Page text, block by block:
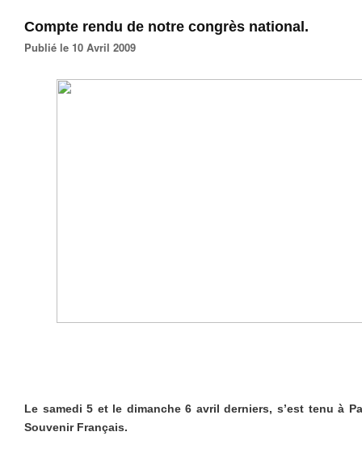
Compte rendu de notre congrès national.
Publié le 10 Avril 2009
Le samedi 5 et le dimanche 6 avril derniers, s’est tenu à
Souvenir Français.